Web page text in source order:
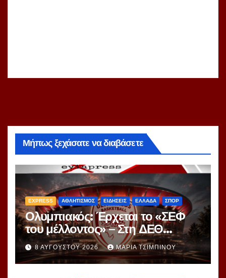
Μήπως ξεχάσατε να διαβάσετε
EXPRESS ΑΘΛΗΤΙΣΜΟΣ ΕΙΔΗΣΕΙΣ ΕΛΛΑΔΑ ΣΠΟΡ
Ολυμπιακός: Έρχεται το «ΣΕΦ
του μέλλοντος» – Στη ΔΕΘ
αποκαλύπτεται το μεγάλο
project 40ετίας
8 ΑΥΓΟΎΣΤΟΥ 2026 ΜΑΡΊΑ ΤΣΙΜΠΙΝΟΎ